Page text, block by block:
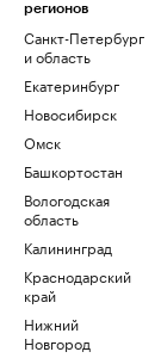
регионов
Санкт-Петербург
и область
Екатеринбург
Новосибирск
Омск
Башкортостан
Вологодская
область
Калининград
Краснодарский
край
Нижний
Новгород